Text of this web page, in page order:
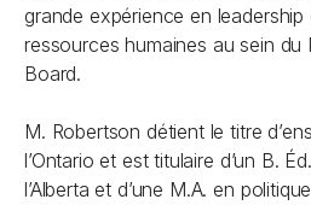
grande expérience en
ressources humaines au sein du
Board.
M. Robertson détient le titre
l’Ontario et est titulaire d’un B.
l’Alberta et d’une M.A. en